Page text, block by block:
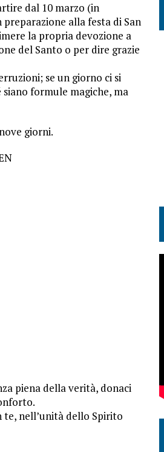
dal 10 marzo (in
alla festa di San
la propria devozione a
del Santo o per dire grazie
se un giorno ci si
formule magiche, ma
giorni.
piena della verità, donaci
te, nell’unità dello Spirito